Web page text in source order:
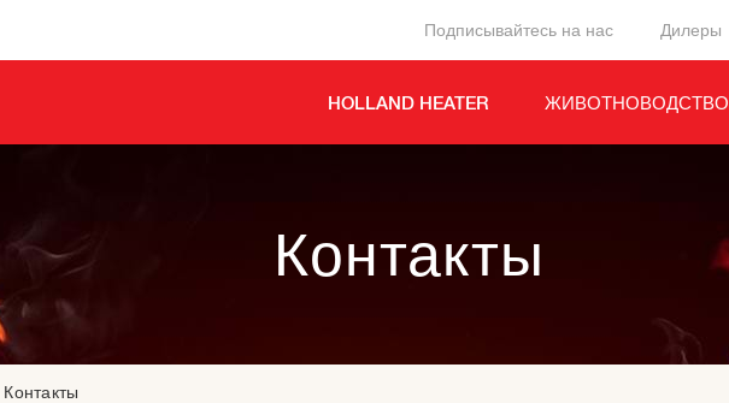
Подписывайтесь на нас Дилеры
HOLLAND HEATER ЖИВОТНОВОДСТВО
Контакты
Контакты